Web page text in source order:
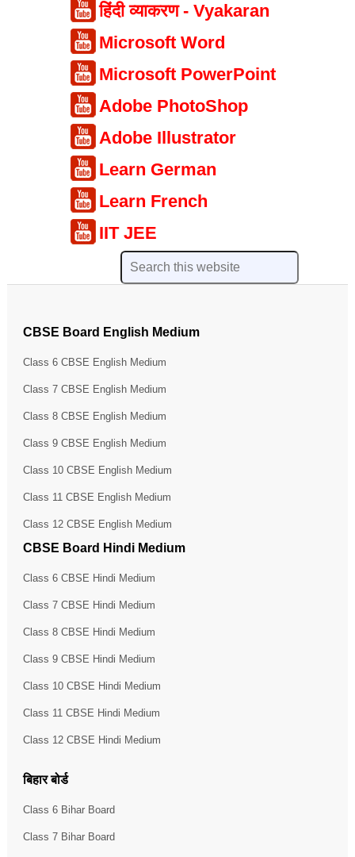
हिंदी व्याकरण - Vyakaran
Microsoft Word
Microsoft PowerPoint
Adobe PhotoShop
Adobe Illustrator
Learn German
Learn French
IIT JEE
CBSE Board English Medium
Class 6 CBSE English Medium
Class 7 CBSE English Medium
Class 8 CBSE English Medium
Class 9 CBSE English Medium
Class 10 CBSE English Medium
Class 11 CBSE English Medium
Class 12 CBSE English Medium
CBSE Board Hindi Medium
Class 6 CBSE Hindi Medium
Class 7 CBSE Hindi Medium
Class 8 CBSE Hindi Medium
Class 9 CBSE Hindi Medium
Class 10 CBSE Hindi Medium
Class 11 CBSE Hindi Medium
Class 12 CBSE Hindi Medium
बिहार बोर्ड
Class 6 Bihar Board
Class 7 Bihar Board